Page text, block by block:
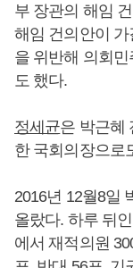
부 장관의 해임
해임 건의안이
을 위반해 의회민
도 했다.
정세균은 박근혜
한 국회의장으로
2016년 12월8일
올랐다. 하루 뒤
에서 재적의원